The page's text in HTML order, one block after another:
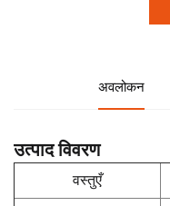
अवलोकन
उत्पाद विवरण
वस्तुएँ